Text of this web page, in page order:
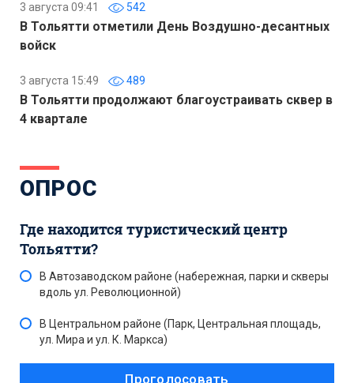
3 августа 09:41 542
В Тольятти отметили День Воздушно-десантных
войск
3 августа 15:49 489
В Тольятти продолжают благоустраивать сквер в
4 квартале
ОПРОС
Где находится туристический центр
Тольятти?
В Автозаводском районе (набережная, парки и скверы
вдоль ул. Революционной)
В Центральном районе (Парк, Центральная площадь,
ул. Мира и ул. К. Маркса)